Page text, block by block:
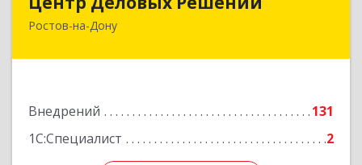
Ростов-на-Дону
Внедрений
131
1С:Специалист
2
344029, Ростовская обл, Ростов-на-Дону г,